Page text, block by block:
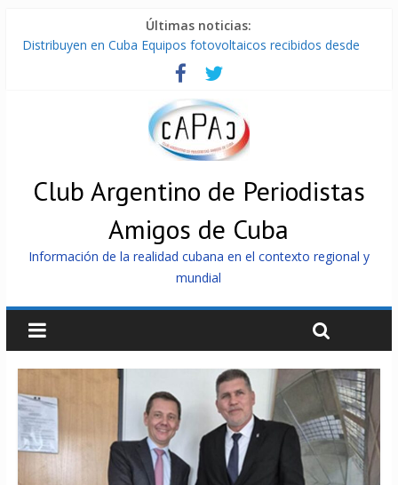
Últimas noticias:
Distribuyen en Cuba Equipos fotovoltaicos recibidos desde
La ONU condena medidas de EE.UU contra Cuba
Cuba alerta sobre doctrina militar de dominación de EEUU
Nuevas sanciones de EEUU contra Cuba apuntan a la
cooperación militar con Rusia y China
Brutal represión contra los que marchan para que no se
venda la patria
Club Argentino de Periodistas
Amigos de Cuba
Información de la realidad cubana en el contexto regional y
mundial